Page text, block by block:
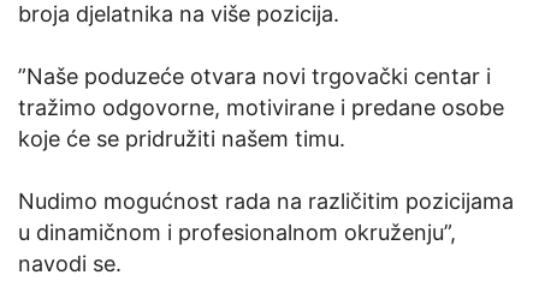
broja djelatnika na više pozicija.
”Naše poduzeće otvara novi trgovački centar i
tražimo odgovorne, motivirane i predane osobe
koje će se pridružiti našem timu.
Nudimo mogućnost rada na različitim pozicijama
u dinamičnom i profesionalnom okruženju”,
navodi se.